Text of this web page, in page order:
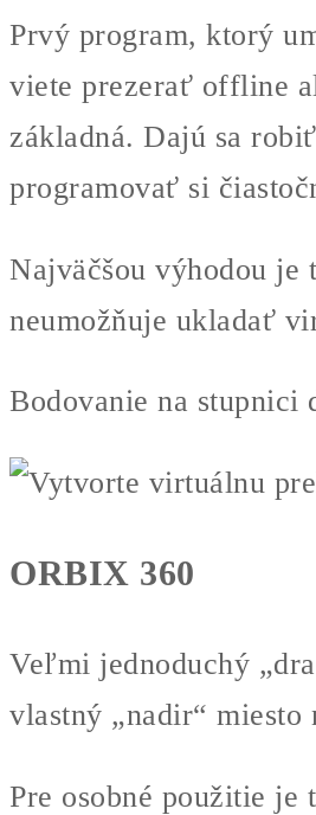
Prvý program, ktorý
viete prezerať offline
základná. Dajú sa
programovať si
Najväčšou výhodou je
neumožňuje ukladať
Bodovanie na stupnici
ORBIX 360
Veľmi jednoduchý
vlastný „nadir“ miesto
Pre osobné použitie je